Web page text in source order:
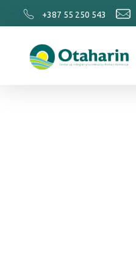
+387 55 250 543